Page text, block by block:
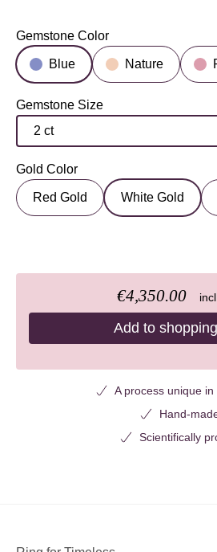
Select
Gemstone Color
Blue Nature
Select
Gemstone Size
Select
Gold Color
Red Gold White Gold
€4,350.00
Add to
A process unique in
Hand-
Scientifically